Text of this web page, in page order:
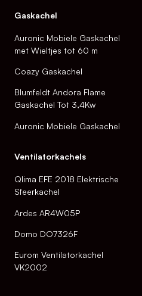
Gaskachel
Auronic Mobiele Gaskachel
met Wieltjes tot 60 m
Coazy Gaskachel
Blumfeldt Andora Flame
Gaskachel Tot 3,4Kw
Auronic Mobiele Gaskachel
Ventilatorkachels
Qlima EFE 2018 Elektrische
Sfeerkachel
Ardes AR4W05P
Domo DO7326F
Eurom Ventilatorkachel
VK2002